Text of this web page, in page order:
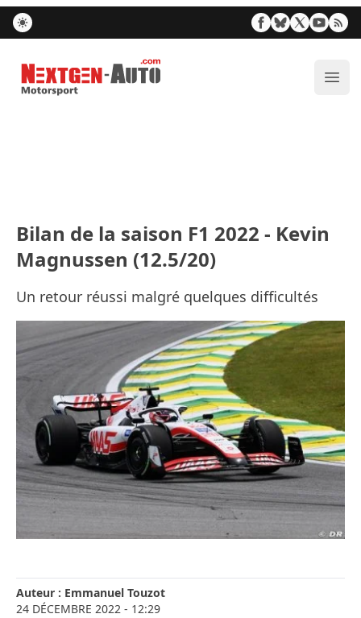
Nextgen-Auto.com
Bilan de la saison F1 2022 - Kevin
Magnussen (12.5/20)
Un retour réussi malgré quelques difficultés
Auteur : Emmanuel Touzot
24 DÉCEMBRE 2022 - 12:29